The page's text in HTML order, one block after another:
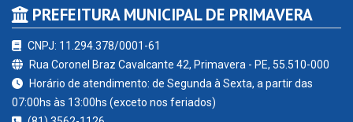
PREFEITURA MUNICIPAL DE PRIMAVERA
CNPJ: 11.294.378/0001-61
Rua Coronel Braz Cavalcante 42, Primavera - PE, 55.510-000
Horário de atendimento: de Segunda à Sexta, a partir das
07:00hs às 13:00hs (exceto nos feriados)